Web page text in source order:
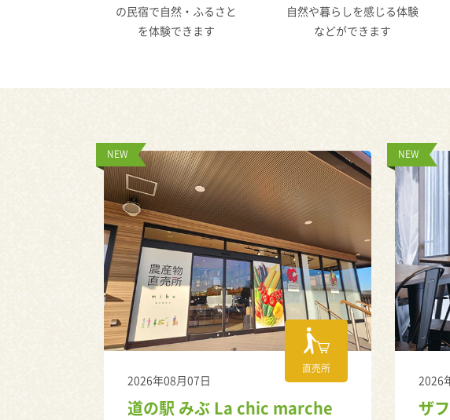
の民宿で自然・ふるさと
を体験できます
自然や暮らしを感じる体験
などができます
直売所
2026年08月07日
道の駅 みぶ La chic marche
NEW
2026
ザ
NEW